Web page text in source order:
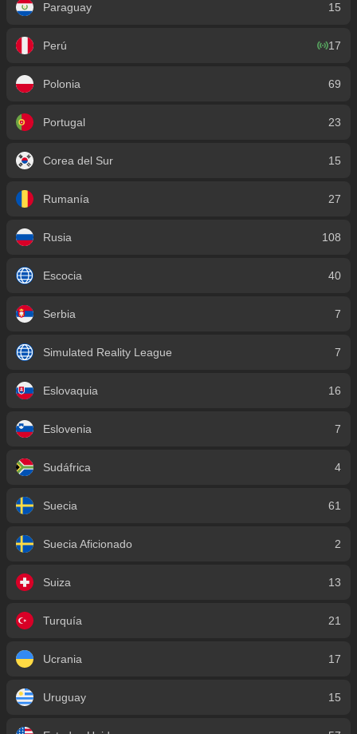
Paraguay 15
Perú 17
Polonia 69
Portugal 23
Corea del Sur 15
Rumanía 27
Rusia 108
Escocia 40
Serbia 7
Simulated Reality League 7
Eslovaquia 16
Eslovenia 7
Sudáfrica 4
Suecia 61
Suecia Aficionado 2
Suiza 13
Turquía 21
Ucrania 17
Uruguay 15